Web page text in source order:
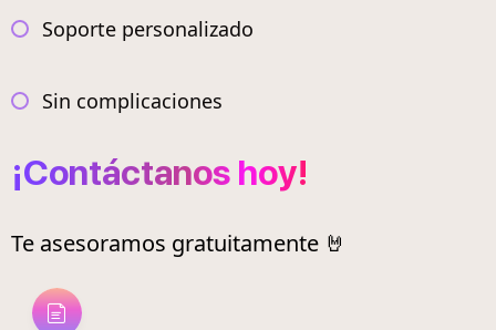
Soporte personalizado
Sin complicaciones
¡Contáctanos hoy!
Te asesoramos gratuitamente 🤘